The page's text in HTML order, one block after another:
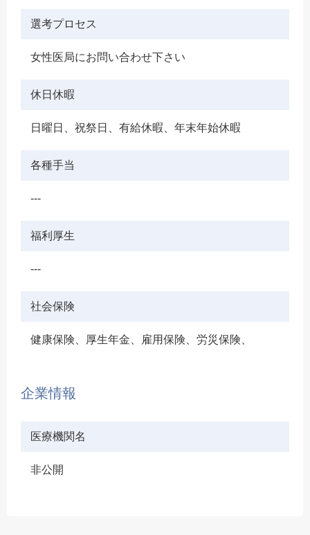
選考プロセス
女性医局にお問い合わせ下さい
休日休暇
日曜日、祝祭日、有給休暇、年末年始休暇
各種手当
---
福利厚生
---
社会保険
健康保険、厚生年金、雇用保険、労災保険、
企業情報
医療機関名
非公開